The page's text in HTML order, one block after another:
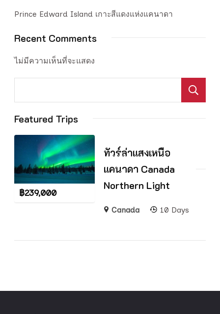
Prince Edward Island เกาะสีแดงแห่งแคนาดา
Recent Comments
ไม่มีความเห็นที่จะแสดง
Featured Trips
฿239,000
ทัวร์ล่าแสงเหนือ
แคนาดา Canada
Northern Light
Canada 10 Days